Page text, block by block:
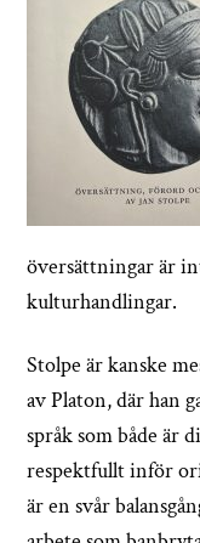
översättningar är
kulturhandlingar.
Stolpe är kanske
av Platon, där han
språk som både är
respektfullt inför
är en svår